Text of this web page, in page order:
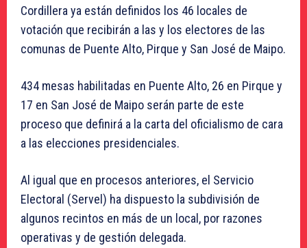
Cordillera ya están definidos los 46 locales de
votación que recibirán a las y los electores de las
comunas de Puente Alto, Pirque y San José de Maipo.
434 mesas habilitadas en Puente Alto, 26 en Pirque y
17 en San José de Maipo serán parte de este
proceso que definirá a la carta del oficialismo de cara
a las elecciones presidenciales.
Al igual que en procesos anteriores, el Servicio
Electoral (Servel) ha dispuesto la subdivisión de
algunos recintos en más de un local, por razones
operativas y de gestión delegada.